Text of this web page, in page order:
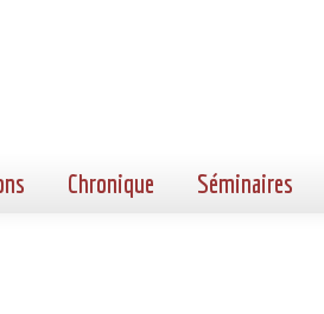
Chronique Séminaires